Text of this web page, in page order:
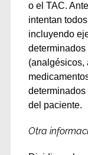
o el TAC.
intentan
incluyendo
(analgésicos,
del paciente.
Otra